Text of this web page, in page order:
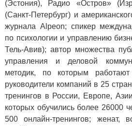
(Эстония), Радио «Остров»
(Санкт-Петербург) и
журнала Alpeon; спикер
по психологии и управлению
Тель-Авив); автор множества
управления и деловой
методик, по которым
руководители компаний в 25
тренингов в России, Европе,
которых обучились более 26000
500 онлайн-тренингов; женат,